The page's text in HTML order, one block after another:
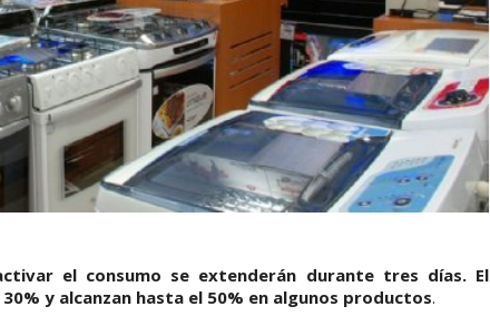
el consumo se extenderán durante tres días. El
y alcanzan hasta el 50% en algunos productos.